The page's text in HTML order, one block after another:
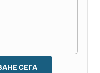
СЕГА